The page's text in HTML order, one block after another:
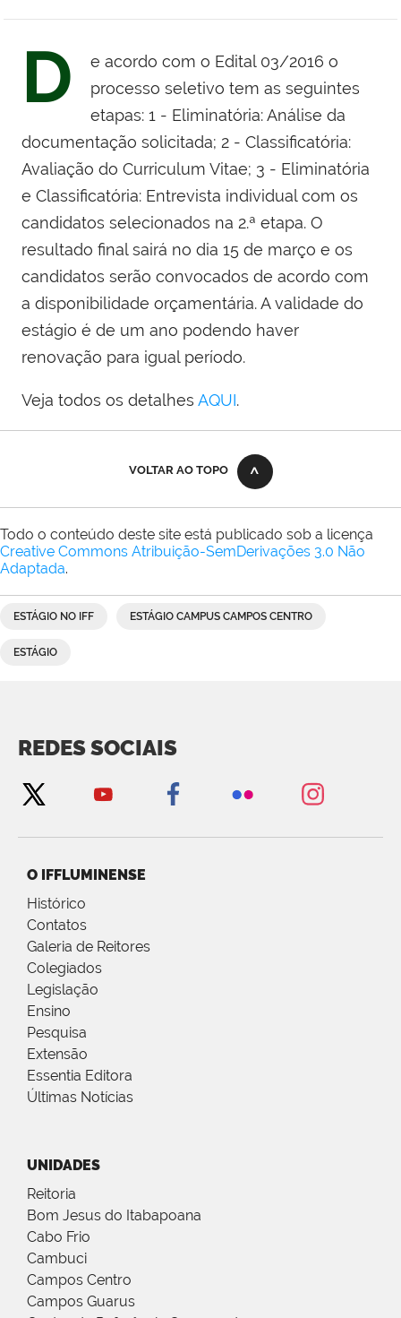
D e acordo com o Edital 03/2016 o
processo seletivo tem as seguintes
etapas: 1 - Eliminatória: Análise da
documentação solicitada; 2 - Classificatória:
Avaliação do Curriculum Vitae; 3 - Eliminatória
e Classificatória: Entrevista individual com os
candidatos selecionados na 2.ª etapa. O
resultado final sairá no dia 15 de março e os
candidatos serão convocados de acordo com
a disponibilidade orçamentária. A validade do
estágio é de um ano podendo haver
renovação para igual período.
Veja todos os detalhes AQUI.
VOLTAR AO TOPO
Todo o conteúdo deste site está publicado sob a licença
Creative Commons Atribuição-SemDerivações 3.0 Não
Adaptada.
ESTÁGIO NO IFF ESTÁGIO CAMPUS CAMPOS CENTRO
ESTÁGIO
REDES SOCIAIS
O IFFLUMINENSE
Histórico
Contatos
Galeria de Reitores
Colegiados
Legislação
Ensino
Pesquisa
Extensão
Essentia Editora
Últimas Notícias
UNIDADES
Reitoria
Bom Jesus do Itabapoana
Cabo Frio
Cambuci
Campos Centro
Campos Guarus